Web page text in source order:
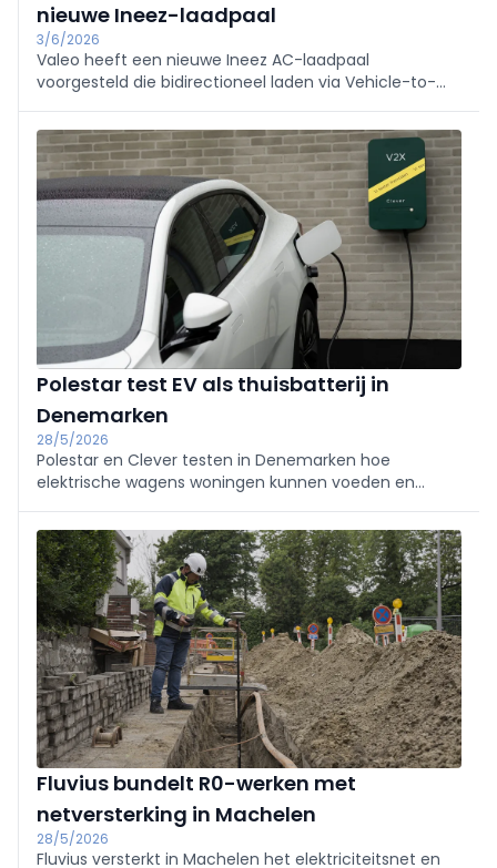
nieuwe Ineez-laadpaal
3/6/2026
Valeo heeft een nieuwe Ineez AC-laadpaal
voorgesteld die bidirectioneel laden via Vehicle-to-
technologie met de communicatiestandaard ISO
15118-20 en moet energiestromen efficiënter beheren.
Polestar test EV als thuisbatterij in
Denemarken
28/5/2026
Polestar en Clever testen in Denemarken hoe
elektrische wagens woningen kunnen voeden en
Polestar 4 onderzoekt ook noodstroom bij
stroomuitval.
Fluvius bundelt R0-werken met
netversterking in Machelen
28/5/2026
Fluvius versterkt in Machelen het elektriciteitsnet en